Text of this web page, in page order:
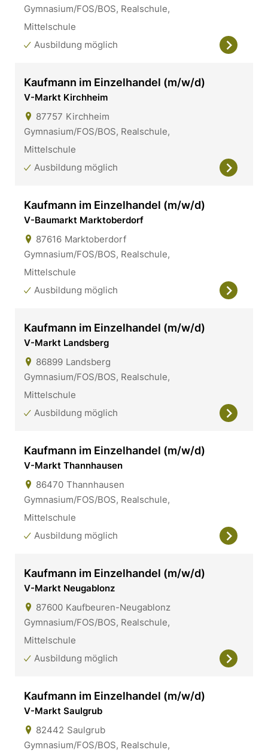
Gymnasium/FOS/BOS, Realschule,
Mittelschule
Ausbildung möglich
Kaufmann im Einzelhandel (m/w/d)
V-Markt Kirchheim
87757 Kirchheim
Gymnasium/FOS/BOS, Realschule,
Mittelschule
Ausbildung möglich
Kaufmann im Einzelhandel (m/w/d)
V-Baumarkt Marktoberdorf
87616 Marktoberdorf
Gymnasium/FOS/BOS, Realschule,
Mittelschule
Ausbildung möglich
Kaufmann im Einzelhandel (m/w/d)
V-Markt Landsberg
86899 Landsberg
Gymnasium/FOS/BOS, Realschule,
Mittelschule
Ausbildung möglich
Kaufmann im Einzelhandel (m/w/d)
V-Markt Thannhausen
86470 Thannhausen
Gymnasium/FOS/BOS, Realschule,
Mittelschule
Ausbildung möglich
Kaufmann im Einzelhandel (m/w/d)
V-Markt Neugablonz
87600 Kaufbeuren-Neugablonz
Gymnasium/FOS/BOS, Realschule,
Mittelschule
Ausbildung möglich
Kaufmann im Einzelhandel (m/w/d)
V-Markt Saulgrub
82442 Saulgrub
Gymnasium/FOS/BOS, Realschule,